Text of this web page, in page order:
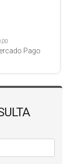
Pago